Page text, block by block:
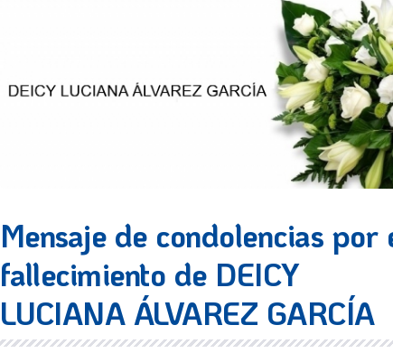
Mensaje de condolencias por
fallecimiento de DEICY
LUCIANA ÁLVAREZ GARCÍA